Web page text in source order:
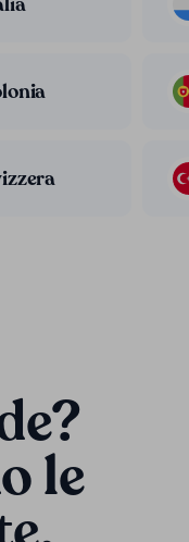
le